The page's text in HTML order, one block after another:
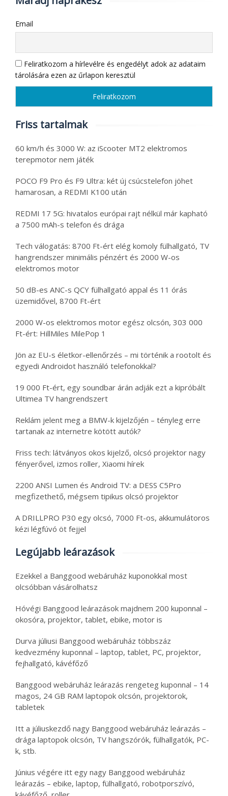
Email
Feliratkozom a hírlevélre és engedélyt adok az adataim
tárolására ezen az űrlapon keresztül
Friss tartalmak
60 km/h és 3000 W: az iScooter MT2 elektromos
terepmotor nem játék
POCO F9 Pro és F9 Ultra: két új csúcstelefon jöhet
hamarosan, a REDMI K100 után
REDMI 17 5G: hivatalos európai rajt nélkül már kapható
a 7500 mAh-s telefon és drága
Tech válogatás: 8700 Ft-ért elég komoly fülhallgató, TV
hangrendszer minimális pénzért és 2000 W-os
elektromos motor
50 dB-es ANC-s QCY fülhallgató appal és 11 órás
üzemidővel, 8700 Ft-ért
2000 W-os elektromos motor egész olcsón, 303 000
Ft-ért: HillMiles MilePop 1
Jön az EU-s életkor-ellenőrzés – mi történik a rootolt és
egyedi Androidot használó telefonokkal?
19 000 Ft-ért, egy soundbar árán adják ezt a kipróbált
Ultimea TV hangrendszert
Reklám jelent meg a BMW-k kijelzőjén – tényleg erre
tartanak az internetre kötött autók?
Friss tech: látványos okos kijelző, olcsó projektor nagy
fényerővel, izmos roller, Xiaomi hírek
2200 ANSI Lumen és Android TV: a DESS C5Pro
megfizethető, mégsem tipikus olcsó projektor
A DRILLPRO P30 egy olcsó, 7000 Ft-os, akkumulátoros
kézi légfúvó öt fejjel
Legújabb leárazások
Ezekkel a Banggood webáruház kuponokkal most
olcsóbban vásárolhatsz
Hóvégi Banggood leárazások majdnem 200 kuponnal –
okosóra, projektor, tablet, ebike, motor is
Durva júliusi Banggood webáruház többszáz
kedvezmény kuponnal – laptop, tablet, PC, projektor,
fejhallgató, kávéfőző
Banggood webáruház leárazás rengeteg kuponnal – 14
magos, 24 GB RAM laptopok olcsón, projektorok,
tabletek
Itt a júliuskezdő nagy Banggood webáruház leárazás –
drága laptopok olcsón, TV hangszórók, fülhallgatók, PC-
k, stb.
Június végére itt egy nagy Banggood webáruház
leárazás – ebike, laptop, fülhallgató, robotporszívó,